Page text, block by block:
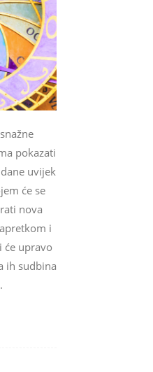
pokazati
uvijek
će se
nova
i
će upravo
ih sudbina